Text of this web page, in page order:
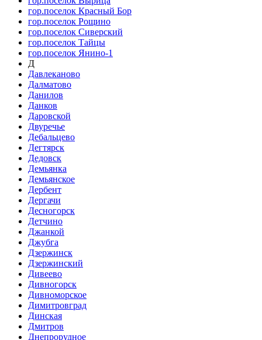
гор.поселок Красный Бор
гор.поселок Рощино
гор.поселок Сиверский
гор.поселок Тайцы
гор.поселок Янино-1
Д
Давлеканово
Далматово
Данилов
Данков
Даровской
Двуречье
Дебальцево
Дегтярск
Дедовск
Демьянка
Демьянское
Дербент
Дергачи
Десногорск
Детчино
Джанкой
Джубга
Дзержинск
Дзержинский
Дивеево
Дивногорск
Дивноморское
Димитровград
Динская
Дмитров
Днепрорудное